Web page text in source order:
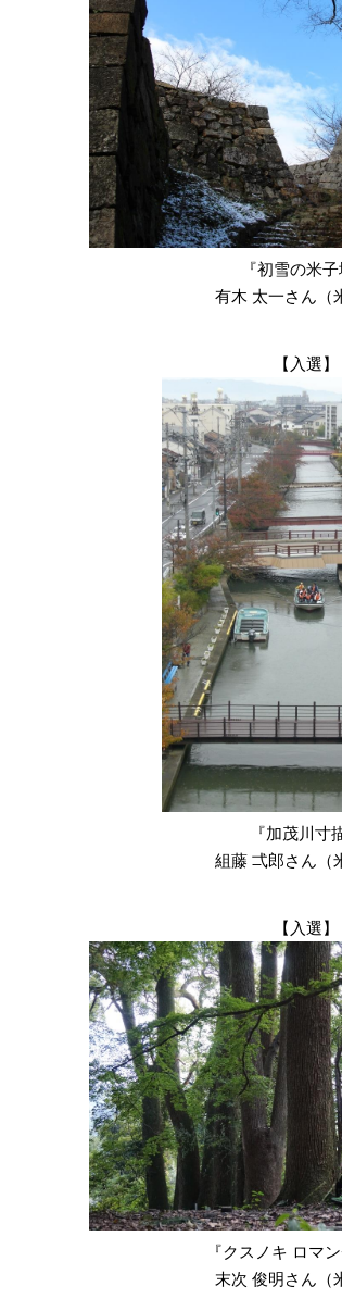
『初雪の米子
有木 太一さん（
【入選】
『加茂川寸
組藤 弌郎さん（
【入選】
『クスノキ ロマ
末次 俊明さん（